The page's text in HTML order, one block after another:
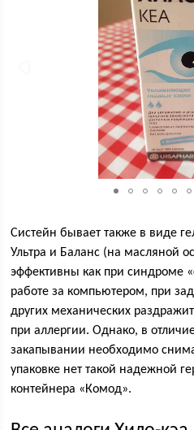
Систейн бывает также в виде
Ультра и Баланс (на масляной
эффективны как при синдроме
работе за компьютером, при
других механических
при аллергии. Однако, в
закапывании необходимо
упаковке нет такой надежной
контейнера «Комод».